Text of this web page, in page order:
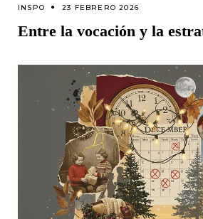
INSPO 23 FEBRERO 2026
Entre la vocación y la